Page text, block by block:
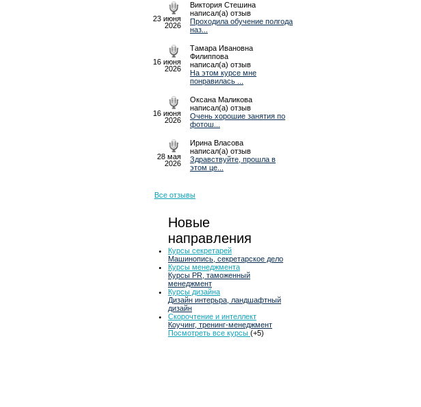
23 июня
2026
Виктория Стешина
написал(а) отзыв
Проходила обучение полгода
наз...
16 июня
2026
Тамара Ивановна
Филиппова
написал(а) отзыв
На этом курсе мне
понравилась ...
16 июня
2026
Оксана Маликова
написал(а) отзыв
Очень хорошие занятия по
фотош...
28 мая
2026
Ирина Власова
написал(а) отзыв
Здравствуйте, прошла в
этом це...
Все отзывы
Новые
направления
Курсы секретарей
Машинопись, секретарское дело
Курсы менеджмента
Курсы PR, таможенный
менеджмент
Курсы дизайна
Дизайн интерьра, ландшафтный
дизайн
Скорочтение и интеллект
Коучинг, тренинг-менеджмент
Посмотреть все курсы (+5)